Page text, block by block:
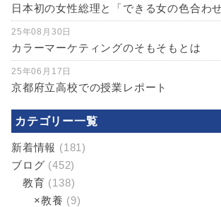
日本初の女性総理と「できる女の色合わ
25年08月30日
カラーマーケティングのそもそもとは
25年06月17日
京都府立高校での授業レポート
カテゴリー一覧
新着情報 (181)
ブログ (452)
教育 (138)
×教養 (9)